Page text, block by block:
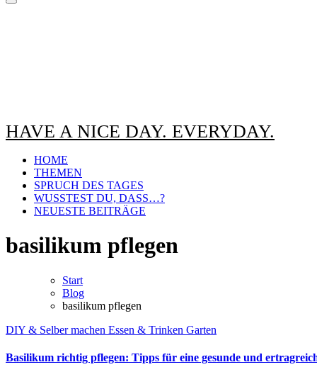
HAVE A NICE DAY. EVERYDAY.
HOME
THEMEN
SPRUCH DES TAGES
WUSSTEST DU, DASS…?
NEUESTE BEITRÄGE
basilikum pflegen
Start
Blog
basilikum pflegen
DIY & Selber machen Essen & Trinken Garten
Basilikum richtig pflegen: Tipps für eine gesunde und